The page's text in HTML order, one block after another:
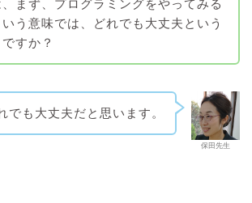
、まず、プログラミングをやってみる
いう意味では、どれでも大丈夫という
すか？
保田先生
でも大丈夫だと思います。